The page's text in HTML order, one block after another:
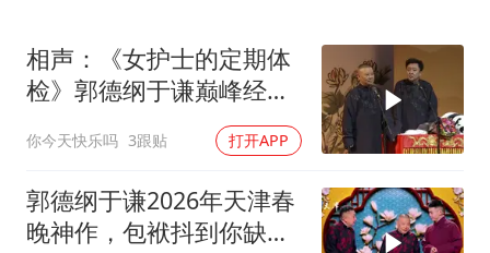
路虎卫士限时降17万 BBA已集体降价
美壮汉酒后拽劳斯莱斯车门被警方电击
下党之路
相声：《女护士的定期体
检》郭德纲于谦巅峰经典
你今天快乐吗 3跟贴 打开APP
郭德纲于谦2026年天津春
晚神作，包袱抖到你缺氧